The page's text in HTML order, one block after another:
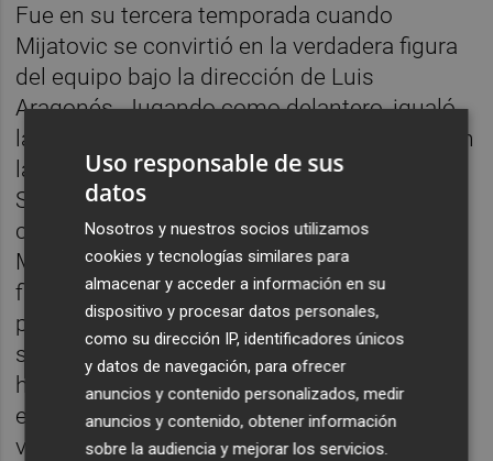
Fue en su tercera temporada cuando
Mijatovic se convirtió en la verdadera figura
del equipo bajo la dirección de Luis
Aragonés. Jugando como delantero, igualó
la histórica marca de 28 goles de Kempes en
la Liga y guió al equipo al subcampeonato.
Sin embargo, justo cuando el Valencia
competía por el título con el Atlético de
Madrid en 1996, se filtró que Mijatovic había
firmado un contrato con el Real Madrid, que
pagaría su cláusula de rescisión. A pesar de
sus repetidas negaciones, el acuerdo se
había cerrado, y Mijatovic se convirtió en el
enemigo público número uno para los
valencianistas, ganándose el apodo de
Uso responsable de sus
datos
Nosotros y nuestros socios utilizamos
cookies y tecnologías similares para
almacenar y acceder a información en su
dispositivo y procesar datos personales,
como su dirección IP, identificadores únicos
y datos de navegación, para ofrecer
anuncios y contenido personalizados, medir
anuncios y contenido, obtener información
sobre la audiencia y mejorar los servicios.